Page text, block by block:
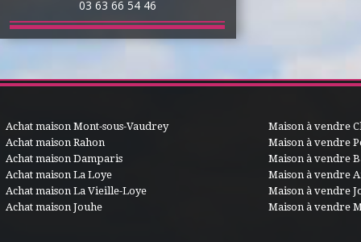
03 63 66 54 46
Achat maison Mont-sous-Vaudrey
Achat maison Rahon
Achat maison Damparis
Achat maison La Loye
Achat maison La Vieille-Loye
Achat maison Jouhe
Maison à vendre
Maison à vendre
Maison à vendre
Maison à vendre
Maison à vendre
Maison à vendre